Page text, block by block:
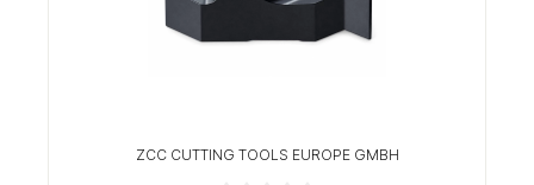
ZCC CUTTING TOOLS EUROPE GMBH